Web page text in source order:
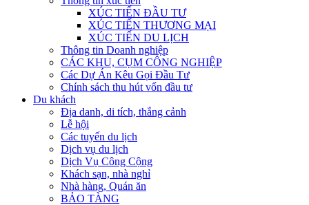
XÚC TIẾN ĐẦU TƯ
XÚC TIẾN THƯƠNG MẠI
XÚC TIẾN DU LỊCH
Thông tin Doanh nghiệp
CÁC KHU, CỤM CÔNG NGHIỆP
Các Dự Án Kêu Gọi Đầu Tư
Chính sách thu hút vốn đầu tư
Du khách
Địa danh, di tích, thắng cảnh
Lễ hội
Các tuyến du lịch
Dịch vụ du lịch
Dịch Vụ Công Cộng
Khách sạn, nhà nghỉ
Nhà hàng, Quán ăn
BẢO TÀNG